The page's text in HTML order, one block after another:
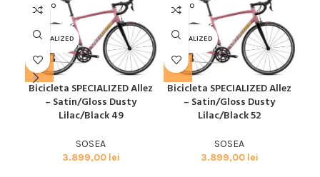
SOLD O
UT
SPECIALIZED
Bicicleta SPECIALIZED Allez
– Satin/Gloss Dusty
Lilac/Black 49
SOSEA
3.899,00 lei
SOLD O
UT
SPECIALIZED
Bicicleta SPECIALIZED Allez
– Satin/Gloss Dusty
Lilac/Black 52
SOSEA
3.899,00 lei